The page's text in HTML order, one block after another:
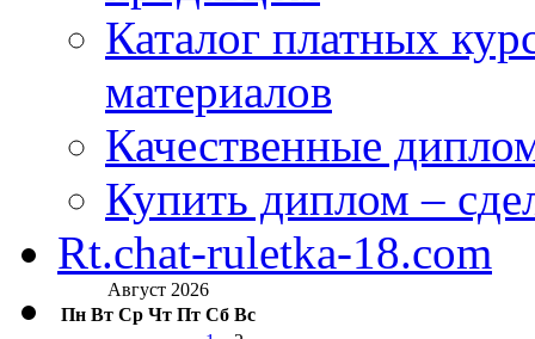
Каталог платных
материалов
Качественные
Купить диплом –
Rt.chat-ruletka-18.com
Август 2026
Пн Вт Ср Чт Пт Сб Вс